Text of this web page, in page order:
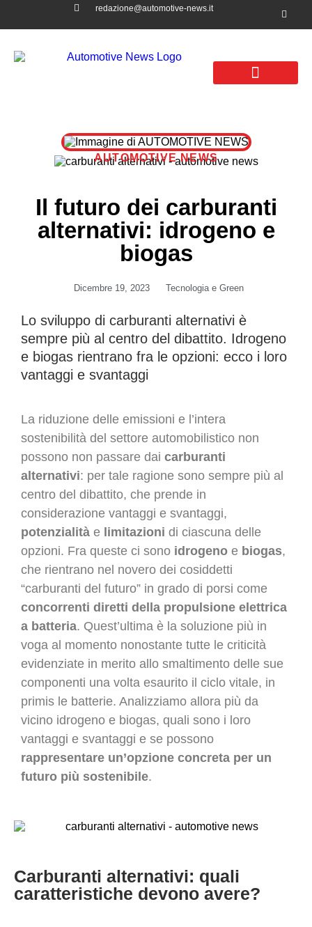
redazione@automotive-news.it
AUTOMOTIVE NEWS
Il futuro dei carburanti
alternativi: idrogeno e
biogas
Dicembre 19, 2023 Tecnologia e Green
Lo sviluppo di carburanti alternativi è
sempre più al centro del dibattito. Idrogeno
e biogas rientrano fra le opzioni: ecco i loro
vantaggi e svantaggi
La riduzione delle emissioni e l’intera
sostenibilità del settore automobilistico non
possono non passare dai carburanti
alternativi: per tale ragione sono sempre più al
centro del dibattito, che prende in
considerazione vantaggi e svantaggi,
potenzialità e limitazioni di ciascuna delle
opzioni. Fra queste ci sono idrogeno e biogas,
che rientrano nel novero dei cosiddetti
“carburanti del futuro” in grado di porsi come
concorrenti diretti della propulsione elettrica
a batteria. Quest’ultima è la soluzione più in
voga al momento nonostante tutte le criticità
evidenziate in merito allo smaltimento delle sue
componenti una volta esaurito il ciclo vitale, in
primis le batterie. Analizziamo allora più da
vicino idrogeno e biogas, quali sono i loro
vantaggi e svantaggi e se possono
rappresentare un’opzione concreta per un
futuro più sostenibile.
Carburanti alternativi: quali
caratteristiche devono avere?